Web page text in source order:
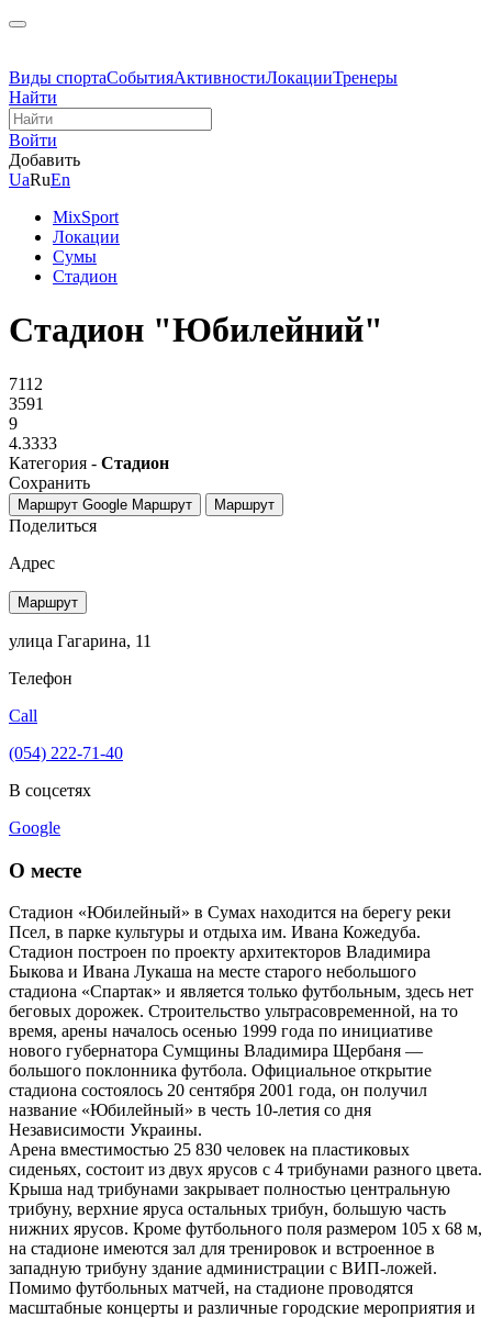
Виды спортаСобытияАктивностиЛокацииТренеры
Найти
Войти
Добавить
UaRuEn
MixSport
Локации
Сумы
Стадион
Стадион "Юбилейний"
7112
3591
9
4.3333
Категория - Стадион
Сохранить
Маршрут Google Маршрут Маршрут
Поделиться
Адрес
Маршрут
улица Гагарина, 11
Телефон
Call
(054) 222-71-40
В соцсетях
Google
О месте
Стадион «Юбилейный» в Cумах находится на берегу реки
Псел, в парке культуры и отдыха им. Ивана Кожедуба.
Стадион построен по проекту архитекторов Владимира
Быкова и Ивана Лукаша на месте старого небольшого
стадиона «Спартак» и является только футбольным, здесь нет
беговых дорожек. Строительство ультрасовременной, на то
время, арены началось осенью 1999 года по инициативе
нового губернатора Сумщины Владимира Щербаня —
большого поклонника футбола. Официальное открытие
стадиона состоялось 20 сентября 2001 года, он получил
название «Юбилейный» в честь 10-летия со дня
Независимости Украины.
Арена вместимостью 25 830 человек на пластиковых
сиденьях, состоит из двух ярусов с 4 трибунами разного цвета.
Крыша над трибунами закрывает полностью центральную
трибуну, верхние яруса остальных трибун, большую часть
нижних ярусов. Кроме футбольного поля размером 105 х 68 м,
на стадионе имеются зал для тренировок и встроенное в
западную трибуну здание администрации с ВИП-ложей.
Помимо футбольных матчей, на стадионе проводятся
масштабные концерты и различные городские мероприятия и